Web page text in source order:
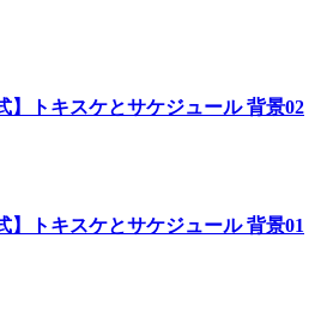
】トキスケとサケジュール 背景02
】トキスケとサケジュール 背景01